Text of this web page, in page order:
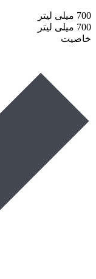
700 میلی لیتر
700 میلی لیتر
خاصیت